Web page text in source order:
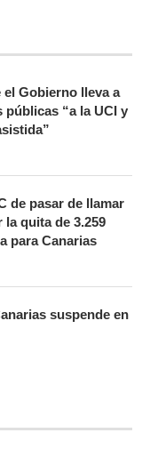
el Gobierno lleva a
públicas “a la UCI y
de pasar de llamar
la quita de 3.259
para Canarias
suspende en